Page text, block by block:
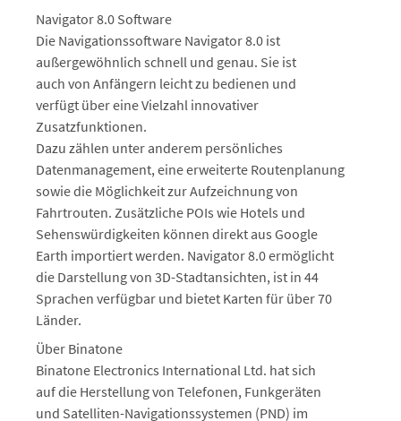
Navigator 8.0 Software
Die Navigationssoftware Navigator 8.0 ist
außergewöhnlich schnell und genau. Sie ist
auch von Anfängern leicht zu bedienen und
verfügt über eine Vielzahl innovativer
Zusatzfunktionen.
Dazu zählen unter anderem persönliches
Datenmanagement, eine erweiterte Routenplanung
sowie die Möglichkeit zur Aufzeichnung von
Fahrtrouten. Zusätzliche POIs wie Hotels und
Sehenswürdigkeiten können direkt aus Google
Earth importiert werden. Navigator 8.0 ermöglicht
die Darstellung von 3D-Stadtansichten, ist in 44
Sprachen verfügbar und bietet Karten für über 70
Länder.
Über Binatone
Binatone Electronics International Ltd. hat sich
auf die Herstellung von Telefonen, Funkgeräten
und Satelliten-Navigationssystemen (PND) im